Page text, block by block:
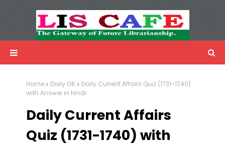
Advertisemnet
Home Daily GK
Daily Current Affairs Quiz (1731-1740)
with Answer in Hindi
Daily Current Affairs
Quiz (1731-1740) with